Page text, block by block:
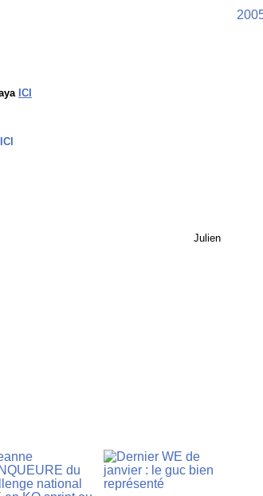
ICI
ICI
Julien